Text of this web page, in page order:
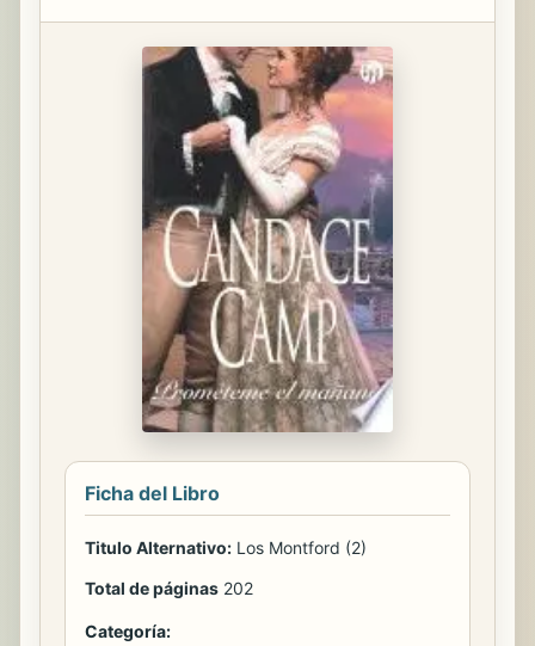
Ficha del Libro
Titulo Alternativo: Los Montford (2)
Total de páginas 202
Categoría: